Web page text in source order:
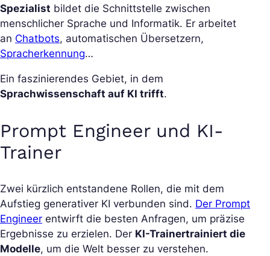
Spezialist bildet die Schnittstelle zwischen
menschlicher Sprache und Informatik. Er arbeitet
an Chatbots, automatischen Übersetzern,
Spracherkennung…
Ein faszinierendes Gebiet, in dem
Sprachwissenschaft auf KI trifft.
Prompt Engineer und KI-
Trainer
Zwei kürzlich entstandene Rollen, die mit dem
Aufstieg generativer KI verbunden sind. Der Prompt
Engineer entwirft die besten Anfragen, um präzise
Ergebnisse zu erzielen. Der KI-Trainertrainiert die
Modelle, um die Welt besser zu verstehen.